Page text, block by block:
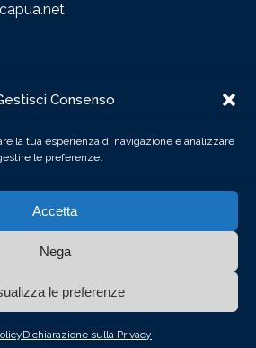
Consenso
la tua esperienza di navigazione e analizzare
le preferenze.
Accetta
Nega
le preferenze
Dichiarazione sulla Privacy
3